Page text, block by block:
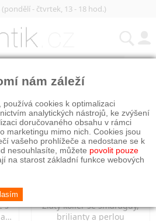
(pondělí - čtvrtek, 13 - 18 hod.)
s
Zlatý kolier se smaragdy,
brilianty a perlou
nám záleží
používá cookies k optimalizaci
analytických nástrojů, ke zvýšení
doručovaného obsahu v rámci
marketingu mimo nich. Cookies jsou
vašeho prohlížeče a nedostane se k
nesouhlasíte, můžete povolit pouze
na starost základní funkce webových